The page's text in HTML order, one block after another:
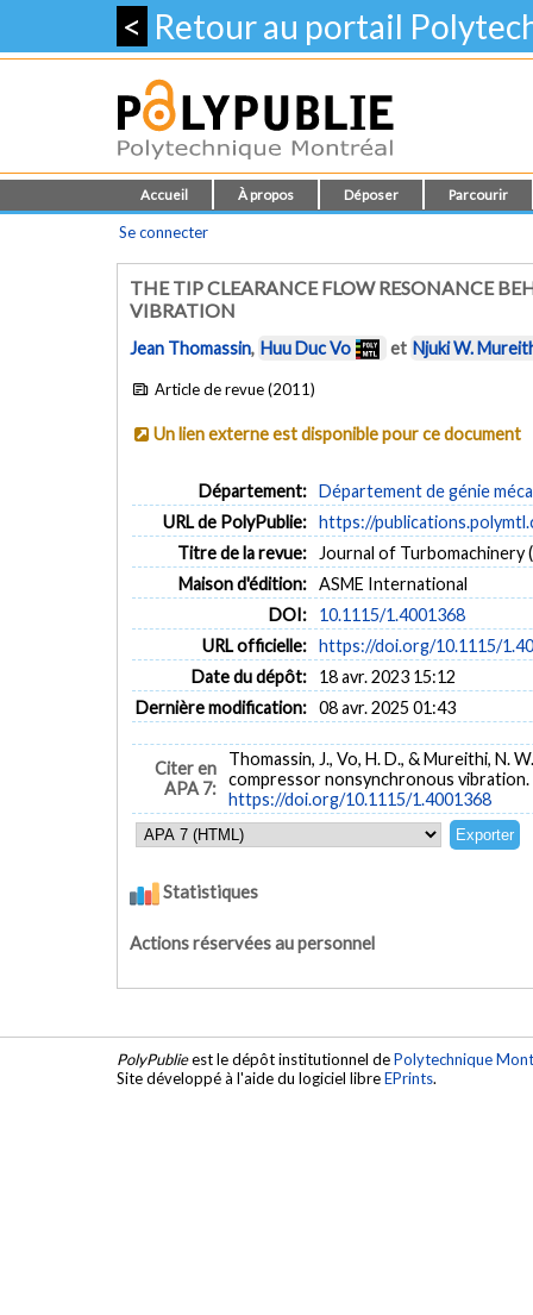
< Retour au portail
Accueil À propos Déposer Parcourir
Se connecter
THE TIP CLEARANCE FLOW RESONANCE
VIBRATION
Jean Thomassin, Huu Duc Vo et Njuki W.
Article de revue (2011)
Un lien externe est disponible pour ce document
Département: Département de génie
URL de PolyPublie: https://
Titre de la revue:
Journal of Turbomachinery
Maison d'édition: ASME International
DOI:
10.1115/1.4001368
URL officielle: https://doi.org/10.1115/
Date du dépôt:
18 avr. 2023 15:12
Dernière modification: 08 avr. 2025 01:43
Citer en
APA 7:
Thomassin, J., Vo, H. D., & Mureithi, N.
compressor nonsynchronous vibration.
https://doi.org/10.1115/1.4001368
Statistiques
Actions réservées au personnel
PolyPublieest le dépôt institutionnel dePolytechnique
Site développé à l'aide du logiciel libreEPrints.